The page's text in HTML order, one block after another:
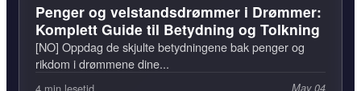
Penger og velstandsdrømmer i Drømmer:
Komplett Guide til Betydning og Tolkning
[NO] Oppdag de skjulte betydningene bak penger og
rikdom i drømmene dine...
4 min lesetid May 04